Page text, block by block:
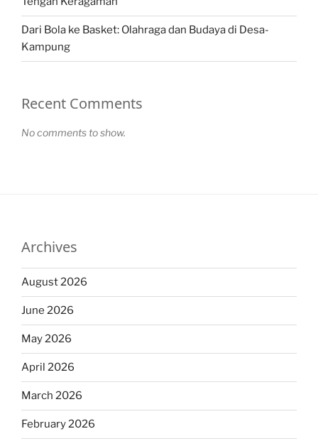
Dari Bola ke Basket: Olahraga dan Budaya di Desa-
Kampung
Recent Comments
No comments to show.
Archives
August 2026
June 2026
May 2026
April 2026
March 2026
February 2026